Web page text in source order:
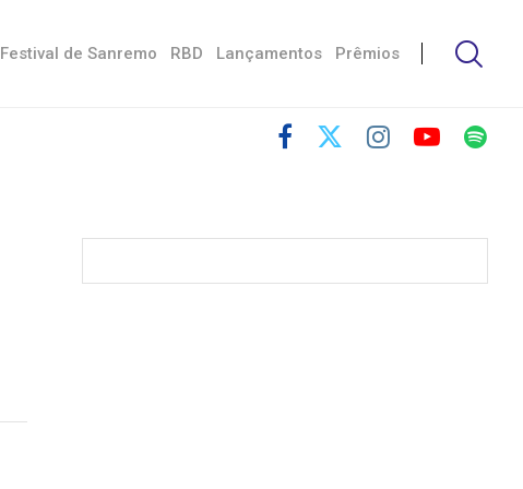
Festival de Sanremo RBD Lançamentos Prêmios